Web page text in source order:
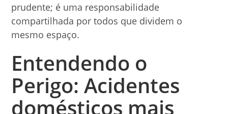
prudente; é uma responsabilidade
compartilhada por todos que dividem o
mesmo espaço.
Entendendo o
Perigo: Acidentes
domésticos mais